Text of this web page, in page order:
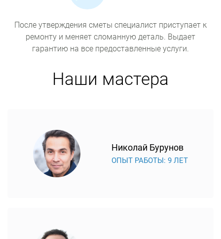
После утверждения сметы специалист приступает к
ремонту и меняет сломанную деталь. Выдает
гарантию на все предоставленные услуги.
Наши мастера
Николай Бурунов
ОПЫТ РАБОТЫ: 9 ЛЕТ